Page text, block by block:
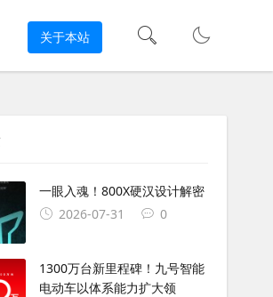
关于本站
女骑士 #小姐姐 #冷艳女生 #摩托车图片
一眼入魂！800X硬汉设计解密
2026-07-31
0
1300万台新里程碑！九号智能
电动车以体系能力扩大领